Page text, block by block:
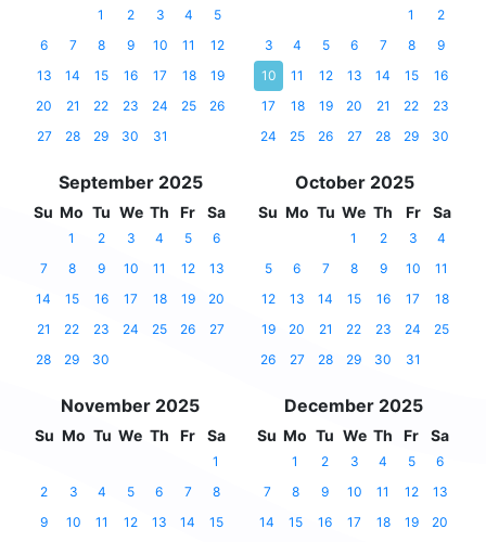
1 2 3 4
5
6
7 8 9 10 11
12
13
14 15 16 17 18
19
20
21 22 23 24 25
26
27
28 29 30 31
1
2
3
4 5 6 7 8
9
10
11 12 13 14 15
16
17
18 19 20 21 22
23
24
25 26 27 28 29 30
September 2025
Su Mo Tu We Th Fr Sa
1 2 3 4 5
6
7
8 9 10 11 12
13
14
15 16 17 18 19
20
21
22 23 24 25 26
27
28
29 30
October 2025
Su Mo Tu We Th Fr Sa
1 2 3
4
5
6 7 8 9 10
11
12
13 14 15 16 17
18
19
20 21 22 23 24
25
26
27 28 29 30 31
November 2025
Su Mo Tu We Th Fr Sa
1
2
3 4 5 6 7
8
9
10 11 12 13 14
15
December 2025
Su Mo Tu We Th Fr Sa
1 2 3 4 5
6
7
8 9 10 11 12
13
14
15 16 17 18 19
20